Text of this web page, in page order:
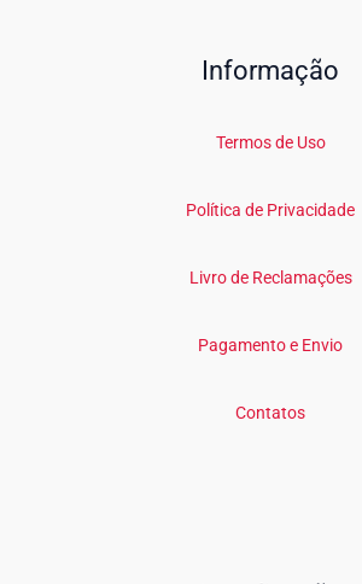
Informação
Termos de Uso
Política de Privacidade
Livro de Reclamações
Pagamento e Envio
Contatos